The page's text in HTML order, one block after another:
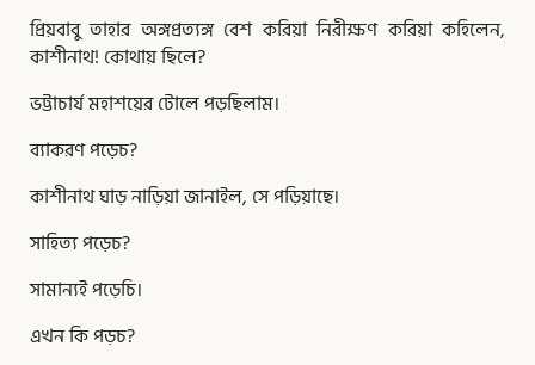
প্রিয়বাবু তাহার অঙ্গপ্রত্যঙ্গ বেশ করিয়া নিরীক্ষণ করিয়া কহিলেন,
কাশীনাথ! কোথায় ছিলে?
ভট্টাচার্য মহাশয়ের টোলে পড়ছিলাম।
ব্যাকরণ পড়েচ?
কাশীনাথ ঘাড় নাড়িয়া জানাইল, সে পড়িয়াছে।
সাহিত্য পড়েচ?
সামান্যই পড়েচি।
এখন কি পড়চ?